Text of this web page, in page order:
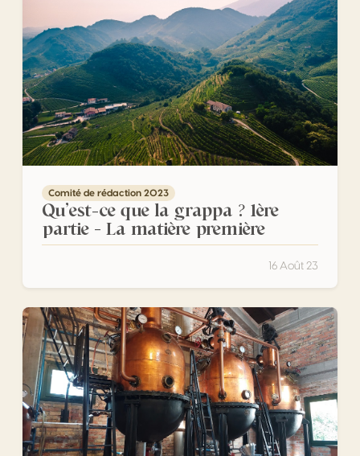
Comité de rédaction 2023
Qu’est-ce que la grappa ? 1ère
partie – La matière première
16 Août 23
Prime Uve – L’Aquavite de Raisin qui Dépasse les